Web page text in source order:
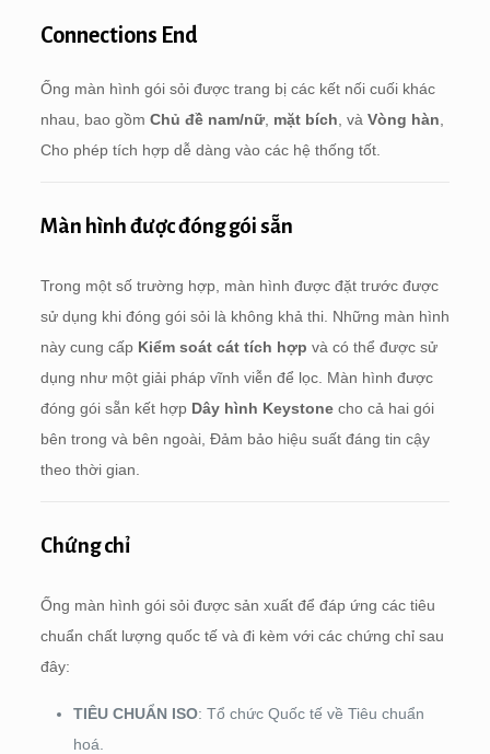
Connections End
Ống màn hình gói sỏi được trang bị các kết nối cuối khác
nhau, bao gồm Chủ đề nam/nữ, mặt bích , và Vòng hàn
Cho phép tích hợp dễ dàng vào các hệ thống tốt.
Màn hình được đóng gói sẵn
Trong một số trường hợp, màn hình được đặt trước được
sử dụng khi đóng gói sỏi là không khả thi. Những màn hình
này cung cấp Kiểm soát cát tích hợp và có thể được sử
dụng như một giải pháp vĩnh viễn để lọc. Màn hình được
đóng gói sẵn kết hợp Dây hình Keystonecho cả hai gói
bên trong và bên ngoài, Đảm bảo hiệu suất đáng tin cậy
theo thời gian.
Chứng chỉ
Ống màn hình gói sỏi được sản xuất để đáp ứng các tiêu
chuẩn chất lượng quốc tế và đi kèm với các chứng chỉ sau
đây:
TIÊU CHUẨN ISO: Tổ chức Quốc tế về Tiêu chuẩn
hoá.